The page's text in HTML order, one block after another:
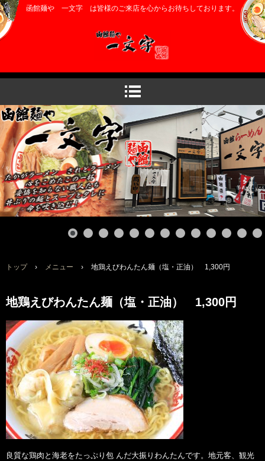
函館麺や 一文字 は皆様のご来店を心からお待ちしております。
トップ › メニュー › 地鶏えびわんたん麺（塩・正油） 1,300円
地鶏えびわんたん麺（塩・正油） 1,300円
良質な鶏肉と海老をたっぷり包 んだ大振りわんたんです。地元客、観光